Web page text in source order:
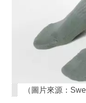
（圖片來源：